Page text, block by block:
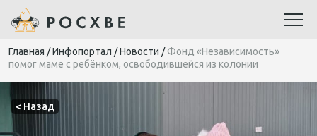
Главная /Инфопортал /Новости /Фонд «Независимость»
помог маме с ребёнком, освободившейся из колонии
< Назад